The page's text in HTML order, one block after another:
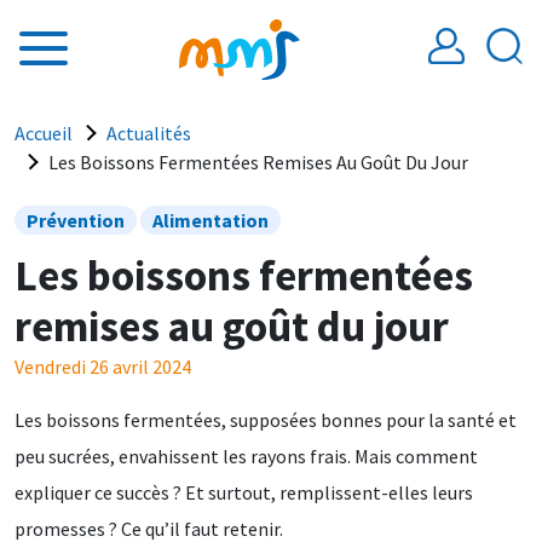
Fil d'Ariane
Accueil
Actualités
Les Boissons Fermentées Remises Au Goût Du Jour
Prévention Alimentation
Les boissons fermentées
remises au goût du jour
Vendredi 26 avril 2024
Les boissons fermentées, supposées bonnes pour la santé et
peu sucrées, envahissent les rayons frais. Mais comment
expliquer ce succès ? Et surtout, remplissent-elles leurs
promesses ? Ce qu’il faut retenir.